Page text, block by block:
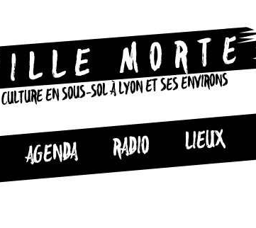
CULTURE EN SOUS-SOL À LYON ET SES ENVIRONS
AGENDA RADIO LIEUX